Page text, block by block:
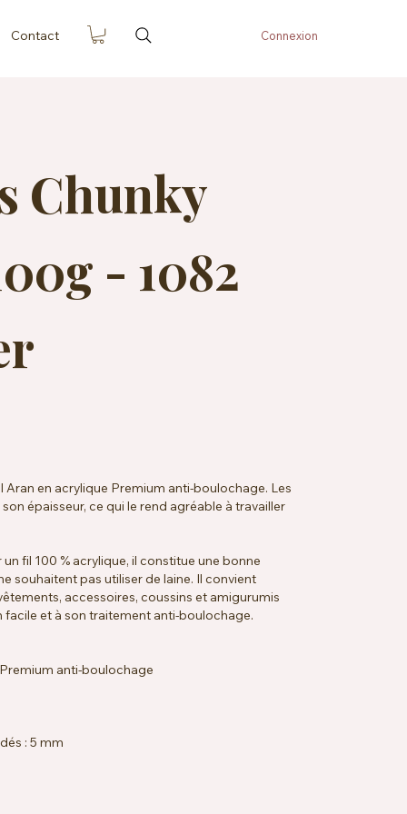
Contact Connexion
Chunky
- 1082
Aran en acrylique Premium anti-boulochage. Les
épaisseur, ce qui le rend agréable à travailler
fil 100 % acrylique, il constitue une bonne
souhaitent pas utiliser de laine. Il convient
accessoires, coussins et amigurumis
et à son traitement anti-boulochage.
anti-boulochage
: 5 mm
Vegan Friendly
40 °C, compatible sèche-linge basse température